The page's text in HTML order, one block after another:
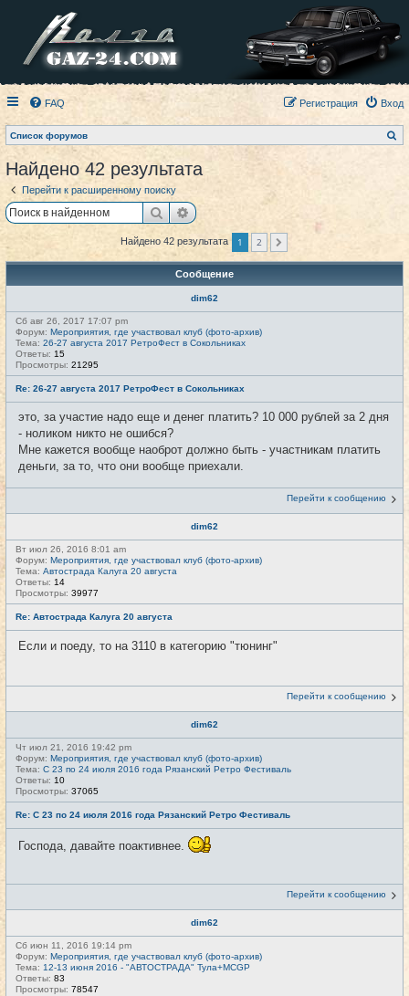
FAQ Вход
Регистрация
Список форумов
о
Найдено 42 результата
Перейти к расширенному поиску
ПоискРасширенный поиск
Найдено 42 результата 1 2 След.
Сообщение
dim62
Сб авг 26, 2017 17:07 pm
Форум: Мероприятия, где участвовал клуб (фото-архив)
Тема: 26-27 августа 2017 РетроФест в Сокольниках
Ответы: 15
Просмотры: 21295
Re: 26-27 августа 2017 РетроФест в Сокольниках
это, за участие надо еще и денег платить? 10 000 рублей за 2 дня
- ноликом никто не ошибся?
Мне кажется вообще наоброт должно быть - участникам платить
деньги, за то, что они вообще приехали.
Перейти к сообщению
dim62
Вт июл 26, 2016 8:01 am
Форум: Мероприятия, где участвовал клуб (фото-архив)
Тема: Автострада Калуга 20 августа
Ответы: 14
Просмотры: 39977
Re: Автострада Калуга 20 августа
Если и поеду, то на 3110 в категорию "тюнинг"
Перейти к сообщению
dim62
Чт июл 21, 2016 19:42 pm
Форум: Мероприятия, где участвовал клуб (фото-архив)
Тема: С 23 по 24 июля 2016 года Рязанский Ретро Фестиваль
Ответы: 10
Просмотры: 37065
Re: С 23 по 24 июля 2016 года Рязанский Ретро Фестиваль
Господа, давайте поактивнее.
Перейти к сообщению
dim62
Сб июн 11, 2016 19:14 pm
Форум: Мероприятия, где участвовал клуб (фото-архив)
Тема: 12-13 июня 2016 - "АВТОСТРАДА" Тула+MCGP
Ответы: 83
Просмотры: 78547